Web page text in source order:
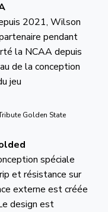
2021, Wilson
pendant
la NCAA depuis
de la conception
jeu
spéciale
et résistance sur
externe est créée
design est